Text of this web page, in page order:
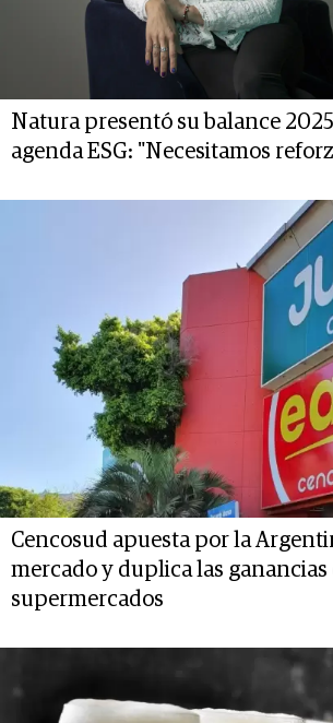
Natura presentó su balance
agenda ESG: "Necesitamos
Cencosud apuesta por la
mercado y duplica las ganancias
supermercados